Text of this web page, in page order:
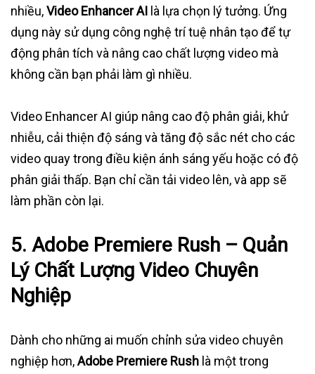
nhiều,Video Enhancer AI là lựa chọn lý tưởng. Ứng
dụng này sử dụng công nghệ trí tuệ nhân tạo để tự
động phân tích và nâng cao chất lượng video mà
không cần bạn phải làm gì nhiều.
Video Enhancer AI giúp nâng cao độ phân giải, khử
nhiễu, cải thiện độ sáng và tăng độ sắc nét cho các
video quay trong điều kiện ánh sáng yếu hoặc có độ
phân giải thấp. Bạn chỉ cần tải video lên, và app sẽ
làm phần còn lại.
5. Adobe Premiere Rush – Quản
Lý Chất Lượng Video Chuyên
Nghiệp
Dành cho những ai muốn chỉnh sửa video chuyên
nghiệp hơn,Adobe Premiere Rush là một trong